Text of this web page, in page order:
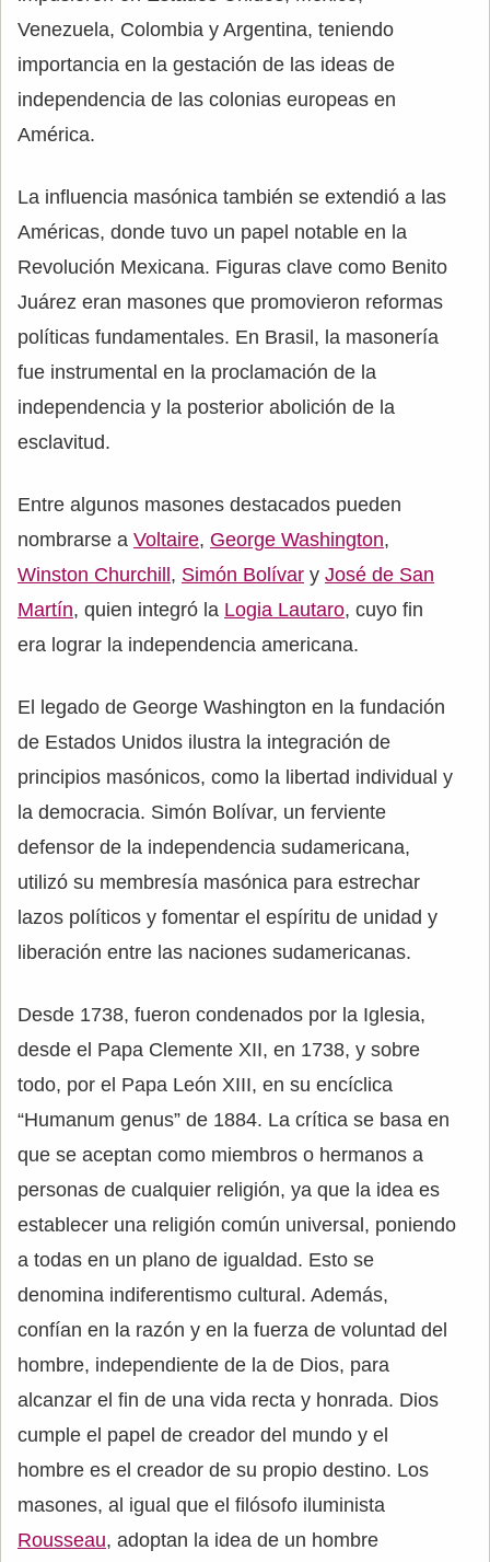
Venezuela, Colombia y Argentina, teniendo
importancia en la gestación de las ideas de
independencia de las colonias europeas en
América.
La influencia masónica también se extendió a las
Américas, donde tuvo un papel notable en la
Revolución Mexicana. Figuras clave como Benito
Juárez eran masones que promovieron reformas
políticas fundamentales. En Brasil, la masonería
fue instrumental en la proclamación de la
independencia y la posterior abolición de la
esclavitud.
Entre algunos masones destacados pueden
nombrarse a Voltaire, George Washington,
Winston Churchill, Simón Bolívar y José de San
Martín, quien integró la Logia Lautaro, cuyo fin
era lograr la independencia americana.
El legado de George Washington en la fundación
de Estados Unidos ilustra la integración de
principios masónicos, como la libertad individual y
la democracia. Simón Bolívar, un ferviente
defensor de la independencia sudamericana,
utilizó su membresía masónica para estrechar
lazos políticos y fomentar el espíritu de unidad y
liberación entre las naciones sudamericanas.
Desde 1738, fueron condenados por la Iglesia,
desde el Papa Clemente XII, en 1738, y sobre
todo, por el Papa León XIII, en su encíclica
“Humanum genus” de 1884. La crítica se basa en
que se aceptan como miembros o hermanos a
personas de cualquier religión, ya que la idea es
establecer una religión común universal, poniendo
a todas en un plano de igualdad. Esto se
denomina indiferentismo cultural. Además,
confían en la razón y en la fuerza de voluntad del
hombre, independiente de la de Dios, para
alcanzar el fin de una vida recta y honrada. Dios
cumple el papel de creador del mundo y el
hombre es el creador de su propio destino. Los
masones, al igual que el filósofo iluminista
Rousseau, adoptan la idea de un hombre